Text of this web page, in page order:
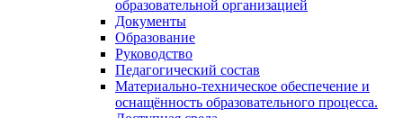
образовательной организацией
Документы
Образование
Руководство
Педагогический состав
Материально-техническое обеспечение и
оснащённость образовательного процесса.